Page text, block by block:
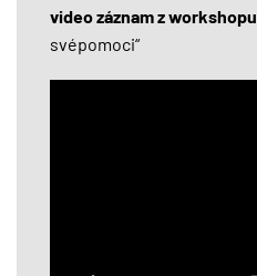
video záznam z workshopu
svépomoci“